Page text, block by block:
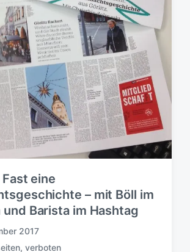
eine
– mit Böll im
Barista im Hashtag
2017
, verboten